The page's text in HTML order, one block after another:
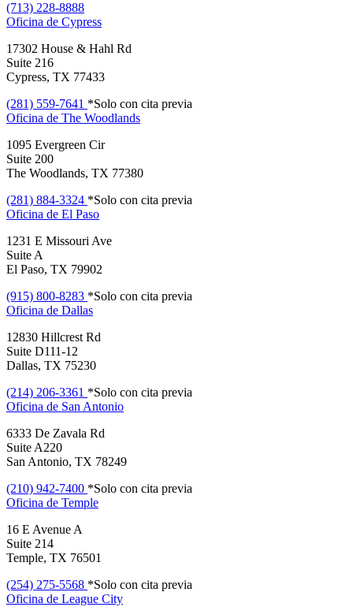
(713) 228-8888
Oficina de Cypress
17302 House & Hahl Rd
Suite 216
Cypress, TX 77433
(281) 559-7641 *Solo con cita previa
Oficina de The Woodlands
1095 Evergreen Cir
Suite 200
The Woodlands, TX 77380
(281) 884-3324 *Solo con cita previa
Oficina de El Paso
1231 E Missouri Ave
Suite A
El Paso, TX 79902
(915) 800-8283 *Solo con cita previa
Oficina de Dallas
12830 Hillcrest Rd
Suite D111-12
Dallas, TX 75230
(214) 206-3361 *Solo con cita previa
Oficina de San Antonio
6333 De Zavala Rd
Suite A220
San Antonio, TX 78249
(210) 942-7400 *Solo con cita previa
Oficina de Temple
16 E Avenue A
Suite 214
Temple, TX 76501
(254) 275-5568 *Solo con cita previa
Oficina de League City